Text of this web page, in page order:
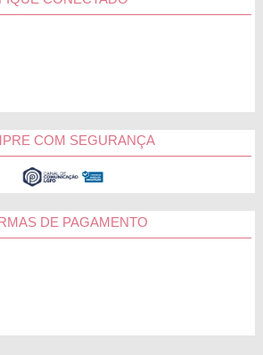
COM SEGURANÇA
DE PAGAMENTO